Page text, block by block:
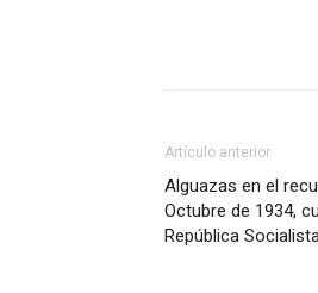
Artículo anterior
Alguazas en el
Octubre de 1934,
República